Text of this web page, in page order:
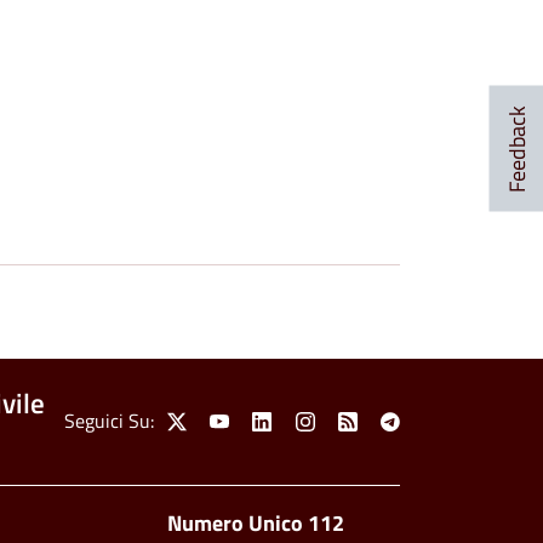
Feedback
Social Menu
Seguici Su: X YoutubeLinkedinInstagram
Feed Telegram
Numero Unico 112